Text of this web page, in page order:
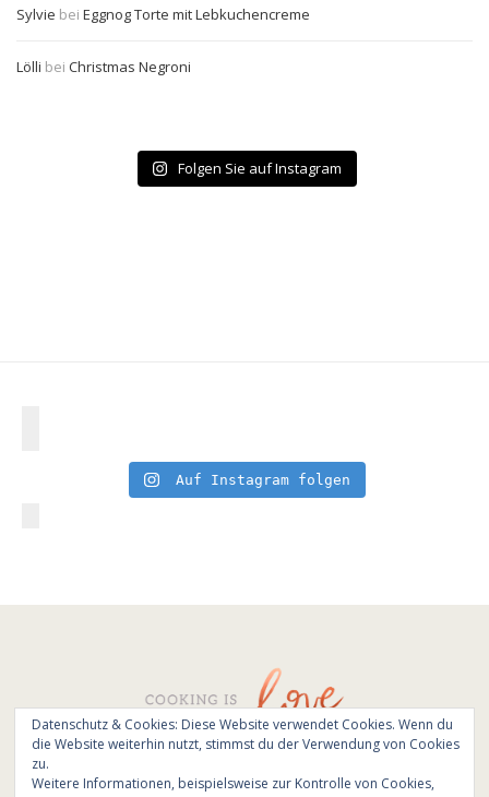
Sylvie bei Eggnog Torte mit Lebkuchencreme
Lölli bei Christmas Negroni
Folgen Sie auf Instagram
Auf Instagram folgen
© All Rights Reserved - Cooking is love 2017.
Datenschutz & Cookies: Diese Website verwendet Cookies. Wenn du
die Website weiterhin nutzt, stimmst du der Verwendung von Cookies
zu.
Weitere Informationen, beispielsweise zur Kontrolle von Cookies,